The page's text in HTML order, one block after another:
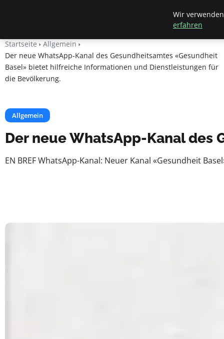
Startseite
Allgemein
Der neue WhatsApp-Kanal des Gesundheitsamtes «Gesundheit
Basel» bietet hilfreiche Informationen und Dienstleistungen für
die Bevölkerung.
Allgemein
Der neue WhatsApp-Kanal
EN BREF WhatsApp-Kanal: Neuer Kanal «Gesundheit
Wir
erfahren